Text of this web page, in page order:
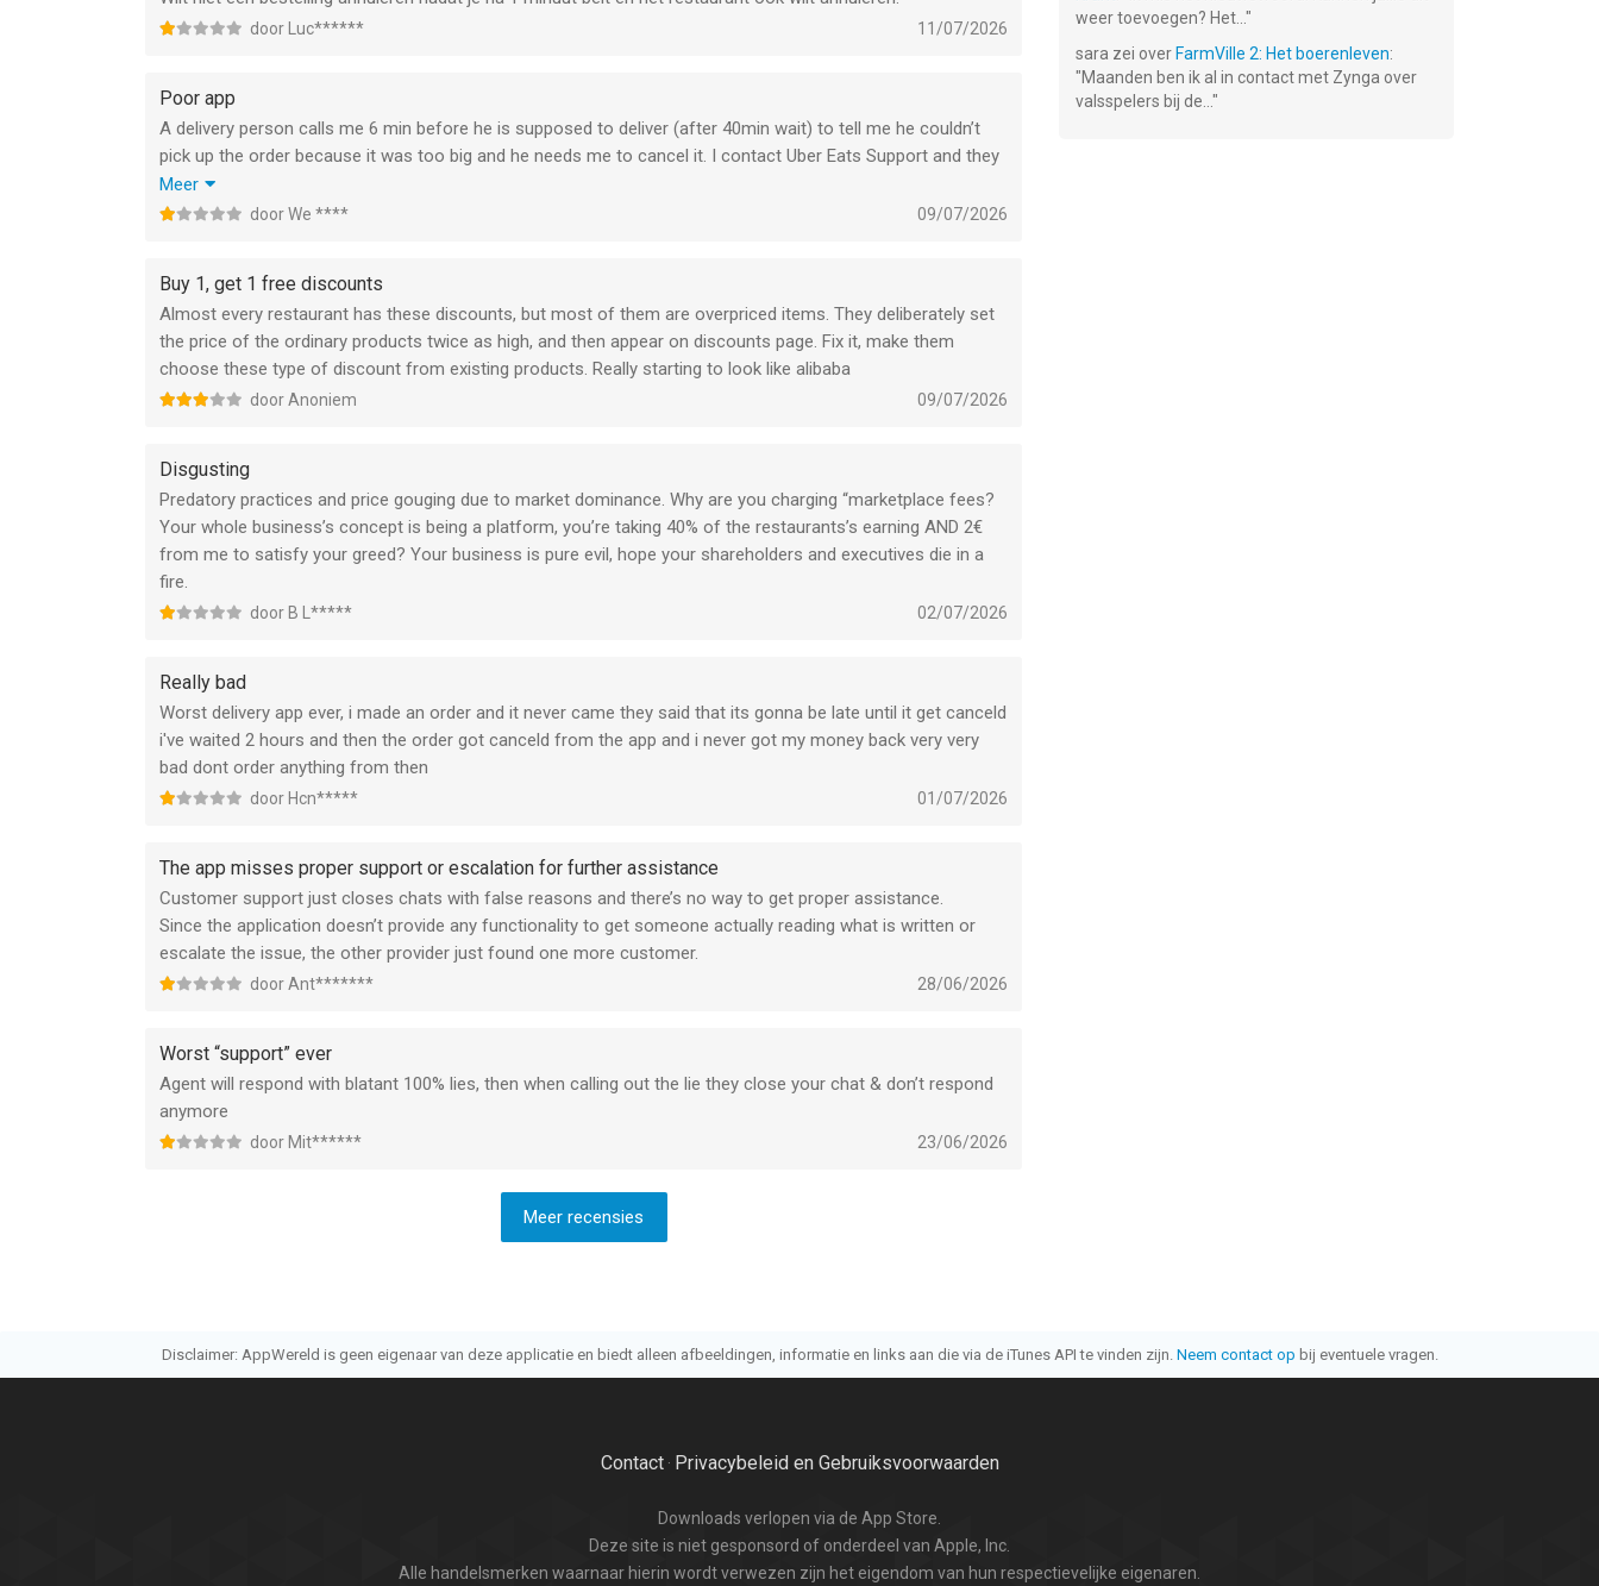
door Luc****** 11/07/2026
Poor app
A delivery person calls me 6 min before he is supposed to deliver (after 40min wait) to tell me he couldn’t
pick up the order because it was too big and he needs me to cancel it. I contact Uber Eats Support and they
tell me that the order was picked up and it’s on its way.
It’s truly like “talking to a wall”. Three different people in support repeated the same answer “we see that the
Two hours later, and the fourth support person I’m chatting with, they agreed that there’s seems to be a
problem and cancelled the order.
The problem is two lost hours of chatting with you and then having to figure out an alternative for dinner
because it’s not just about uber Ests poor app and service, this is actually food we were waiting for.
Meer
door We **** 09/07/2026
Buy 1, get 1 free discounts
Almost every restaurant has these discounts, but most of them are overpriced items. They deliberately set
the price of the ordinary products twice as high, and then appear on discounts page. Fix it, make them
choose these type of discount from existing products. Really starting to look like alibaba
door Anoniem 09/07/2026
Disgusting
Predatory practices and price gouging due to market dominance. Why are you charging “marketplace fees?
Your whole business’s concept is being a platform, you’re taking 40% of the restaurants’s earning AND 2€
from me to satisfy your greed? Your business is pure evil, hope your shareholders and executives die in a
fire.
door B L***** 02/07/2026
Really bad
Worst delivery app ever, i made an order and it never came they said that its gonna be late until it get canceld
i've waited 2 hours and then the order got canceld from the app and i never got my money back very very
bad dont order anything from then
door Hcn***** 01/07/2026
The app misses proper support or escalation for further assistance
Customer support just closes chats with false reasons and there’s no way to get proper assistance.
Since the application doesn’t provide any functionality to get someone actually reading what is written or
escalate the issue, the other provider just found one more customer.
door Ant******* 28/06/2026
Worst “support” ever
Agent will respond with blatant 100% lies, then when calling out the lie they close your chat & don’t respond
anymore
door Mit****** 23/06/2026
Meer recensies
weer toevoegen? Het... "
sara zei over FarmVille 2: Het boerenleven:
"Maanden ben ik al in contact met Zynga over
valsspelers bij de... "
Disclaimer: AppWereld is geen eigenaar van deze applicatie en biedt alleen afbeeldingen, informatie en links aan die via de iTunes API te vinden zijn. Neem contact op bij eventuele vragen.
Contact· Privacybeleid en Gebruiksvoorwaarden
Downloads verlopen via de App Store.
Deze site is niet gesponsord of onderdeel van Apple, Inc.
Alle handelsmerken waarnaar hierin wordt verwezen zijn het eigendom van hun respectievelijke eigenaren.